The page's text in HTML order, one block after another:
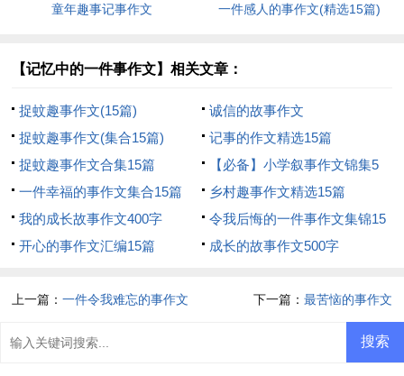
童年趣事记事作文 一件感人的事作文(精选15篇)
【记忆中的一件事作文】相关文章：
捉蚊趣事作文(15篇)
诚信的故事作文
捉蚊趣事作文(集合15篇)
记事的作文精选15篇
捉蚊趣事作文合集15篇
【必备】小学叙事作文锦集5
篇
一件幸福的事作文集合15篇
乡村趣事作文精选15篇
我的成长故事作文400字
令我后悔的一件事作文集锦15
篇
开心的事作文汇编15篇 成长的故事作文500字
上一篇：一件令我难忘的事作文
下一篇： 最苦恼的事作文